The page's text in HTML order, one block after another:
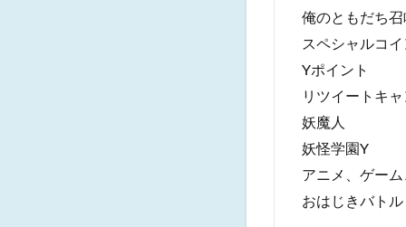
俺のともだち
スペシャルコ
Yポイント
リツイートキ
妖魔人
妖怪学園Y
アニメ、ゲー
おはじきバトル